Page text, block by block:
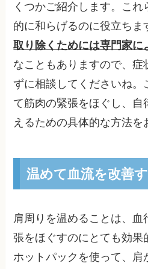
くつかご紹介します。こ
的に和らげるのに役立ちま
取り除くためには専門家に
なこともありますので、症
ずに相談してくださいね。
て筋肉の緊張をほぐし、自
えるための具体的な方法を
温めて血流を改善
肩周りを温めることは、血
張をほぐすのにとても効果
ホットパックを使って、肩